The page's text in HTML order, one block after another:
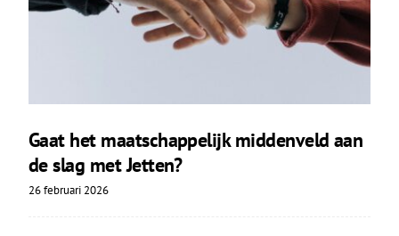
Gaat het maatschappelijk middenveld aan
de slag met Jetten?
26 februari 2026